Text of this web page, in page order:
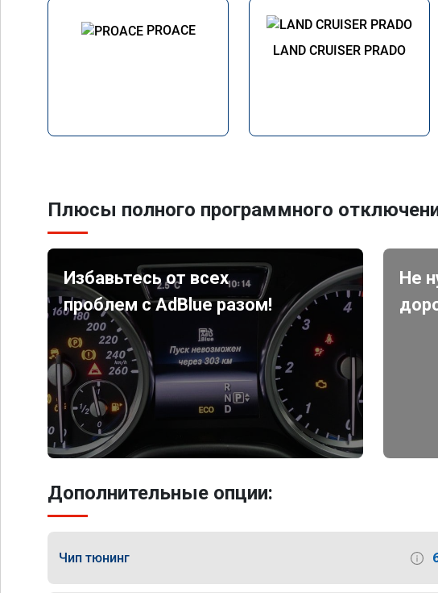
PROACE
LAND CRUISER PRADO
Плюсы полного программного
Избавьтесь от всех
проблем с AdBlue разом!
Не
Дополнительные опции:
Чип тюнинг